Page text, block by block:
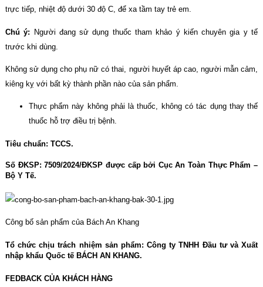
trực tiếp, nhiệt độ dưới 30 độ C, để xa tầm tay trẻ em.
Chú ý: Người đang sử dụng thuốc tham khảo ý kiến chuyên gia y tế
trước khi dùng.
Không sử dụng cho phụ nữ có thai, người huyết áp cao, người mẫn cảm,
kiêng kỵ với bất kỳ thành phần nào của sản phẩm.
Thực phẩm này không phải là thuốc, không có tác dụng thay thế
thuốc hỗ trợ điều trị bệnh.
Tiêu chuẩn: TCCS.
Số ĐKSP: 7509/2024/ĐKSP được cấp bởi Cục An Toàn Thực Phẩm –
Bộ Y Tế.
Công bố sản phẩm của Bách An Khang
Tổ chức chịu trách nhiệm sản phẩm: Công ty TNHH Đầu tư và Xuất
nhập khẩu Quốc tế BÁCH AN KHANG.
FEDBACK CỦA KHÁCH HÀNG